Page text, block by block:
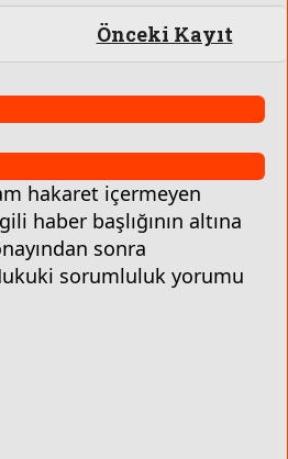
Önceki Kayıt
hakaret içermeyen
haber başlığının altına
sonra
sorumluluk yorumu